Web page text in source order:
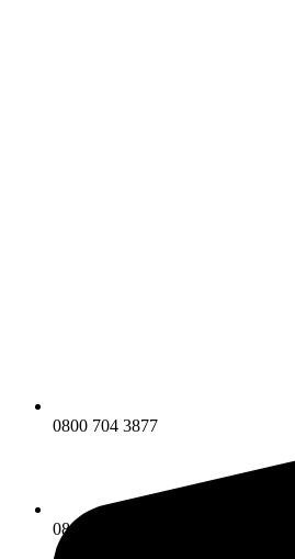
0800 704 3877
0800 704 3877